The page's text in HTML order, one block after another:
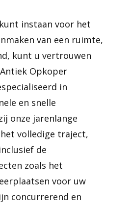
instaan voor het
van een ruimte,
kunt u vertrouwen
Opkoper
in
en snelle
onze jarenlange
volledige traject,
de
zoals het
voor uw
concurrerend en